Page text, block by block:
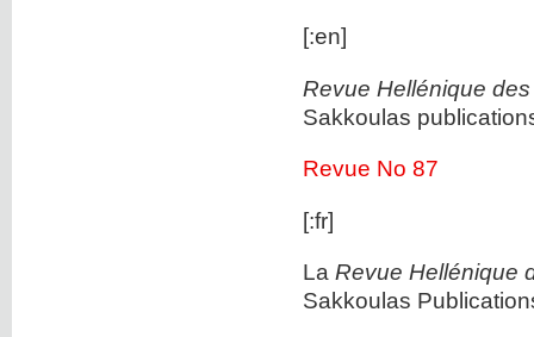
[:en]
Revue Hellénique des
Sakkoulas
Revue No 87
[:fr]
La Revue Hellénique
Sakkoulas